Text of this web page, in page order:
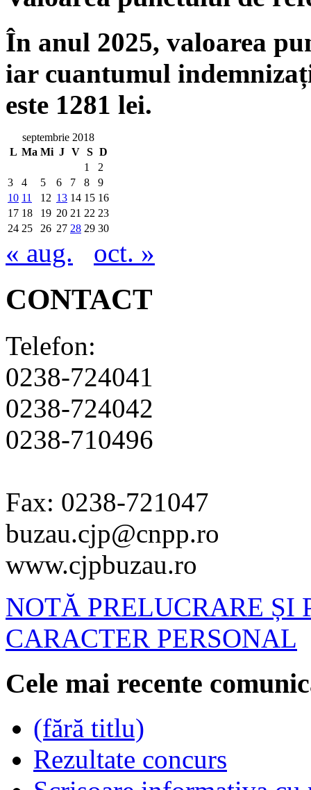
În anul 2025, valoarea
iar cuantumul
este 1281 lei.
septembrie 2018
L Ma Mi J V S D
1
2
3
4 5 6 7 8
9
10 11 12 13 14 15 16
17 18 19 20 21 22 23
24 25 26 27 28 29 30
« aug. oct. »
CONTACT
Telefon:
0238-724041
0238-724042
0238-710496
Fax: 0238-721047
buzau.cjp@cnpp.ro
www.cjpbuzau.ro
NOTĂ PRELUCRARE ȘI
CARACTER PERSONAL
Cele mai recente
(fără titlu)
Rezultate concurs